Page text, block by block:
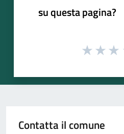
su questa pagina?
Contatta il comune